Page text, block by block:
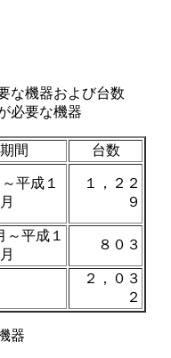
な機器および台数
必要な機器
間
台数
平成１
１，２２
９
平成１
８０３
２，０３
２
器